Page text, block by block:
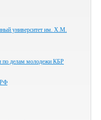
университет им. Х.М.
по делам молодежи КБР
РФ